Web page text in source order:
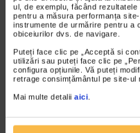
ul, de exemplu, făcând
pentru a măsura performanța
instrumente de urmărire pentru a
obiceiurilor dvs. de navigare.
Puteți face clic pe „Acceptă si
utilizări sau puteți face clic pe
configura opțiunile. Vă puteți
retrage consimțământul pe site-ul
Mai multe detalii aici.
ALTE MATERIALE